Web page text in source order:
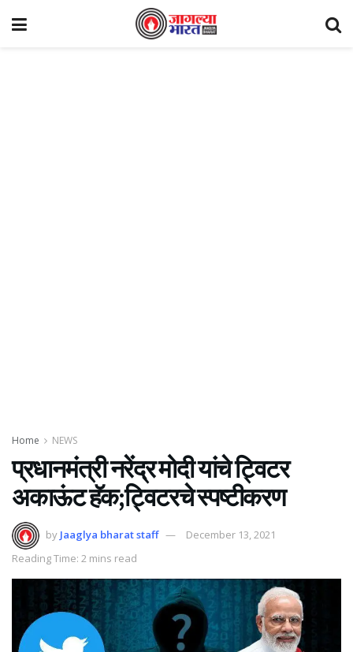
Home NEWS
प्रधानमंत्री नरेंद्र मोदी यांचे ट्विटर
अकाऊंट हॅक;ट्विटरचे स्पष्टीकरण
by Jaaglya bharat staff
December 13, 2021
Reading Time: 2 mins read